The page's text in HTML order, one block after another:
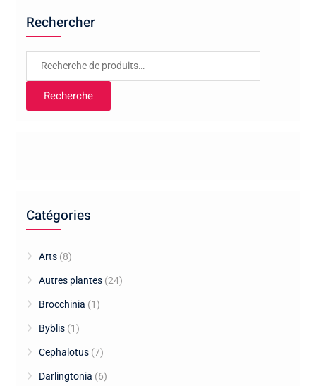
Rechercher
Recherche
Recherche
Catégories
Arts (8)
Autres plantes (24)
Brocchinia (1)
Byblis (1)
Cephalotus (7)
Darlingtonia (6)